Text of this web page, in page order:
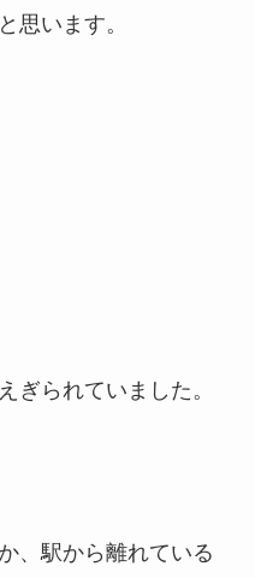
思います。
ぎられていました。
、駅から離れている